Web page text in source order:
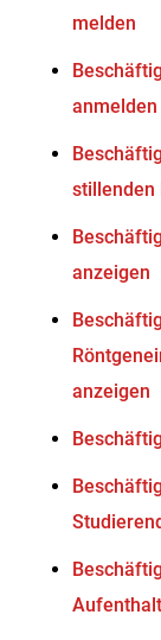
melden
anmelden
stillenden
anzeigen
anzeigen